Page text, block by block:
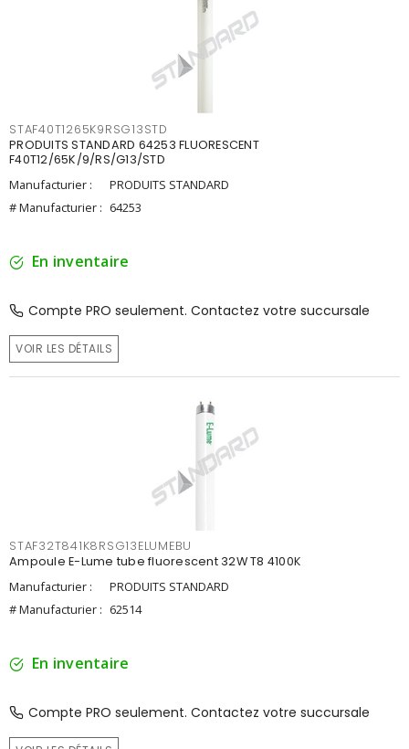
STAF40T1265K9RSG13STD
PRODUITS STANDARD 64253 FLUORESCENT
F40T12/65K/9/RS/G13/STD
Manufacturier :
PRODUITS STANDARD
# Manufacturier : 64253
En inventaire
Compte PRO seulement. Contactez votre succursale
VOIR LES DÉTAILS
STAF32T841K8RSG13ELUMEBU
Ampoule E-Lume tube fluorescent 32W T8 4100K
Manufacturier :
PRODUITS STANDARD
# Manufacturier : 62514
En inventaire
Compte PRO seulement. Contactez votre succursale